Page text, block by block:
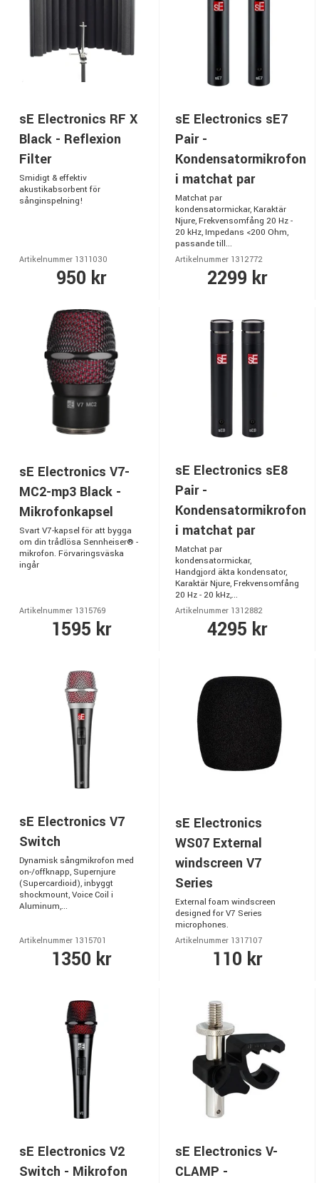
sE Electronics RF X
Black - Reflexion
Filter
Smidigt & effektiv
akustikabsorbent för
sånginspelning!
Artikelnummer 1311030
950 kr
sE Electronics sE7
Pair -
Kondensatormikrofon
i matchat par
Matchat par
kondensatormickar, Karaktär
Njure, Frekvensomfång 20 Hz -
20 kHz, Impedans <200 Ohm,
passande till...
Artikelnummer 1312772
2299 kr
sE Electronics V7-
MC2-mp3 Black -
Mikrofonkapsel
Svart V7-kapsel för att bygga
om din trådlösa Sennheiser® -
mikrofon. Förvaringsväska
ingår
Artikelnummer 1315769
1595 kr
sE Electronics sE8
Pair -
Kondensatormikrofon
i matchat par
Matchat par
kondensatormickar,
Handgjord äkta kondensator,
Karaktär Njure, Frekvensomfång
20 Hz - 20 kHz,...
Artikelnummer 1312882
4295 kr
sE Electronics V7
Switch
Dynamisk sångmikrofon med
on-/offknapp, Supernjure
(Supercardioid), inbyggt
shockmount, Voice Coil i
Aluminum,...
Artikelnummer 1315701
1350 kr
sE Electronics
WS07 External
windscreen V7
Series
External foam windscreen
designed for V7 Series
microphones.
Artikelnummer 1317107
110 kr
sE Electronics V2
Switch - Mikrofon
sE Electronics V-
CLAMP -